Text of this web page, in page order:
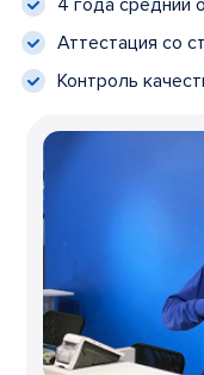
Аттестация со
Контроль